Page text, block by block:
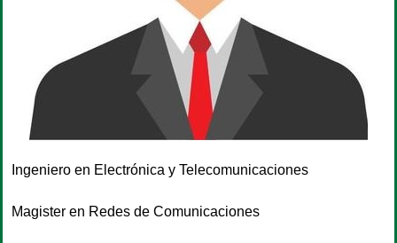
Ingeniero en Electrónica y Telecomunicaciones
Magister en Redes de Comunicaciones